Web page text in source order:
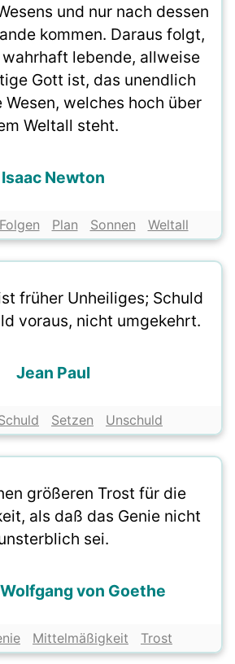
und nur nach dessen
kommen. Daraus folgt,
lebende, allweise
Gott ist, das unendlich
welches hoch über
Weltall steht.
Isaac Newton
Folgen Plan Sonnen Weltall
früher Unheiliges; Schuld
voraus, nicht umgekehrt.
Jean Paul
Setzen Unschuld
größeren Trost für die
als daß das Genie nicht
sei.
von Goethe
Mittelmäßigkeit Trost